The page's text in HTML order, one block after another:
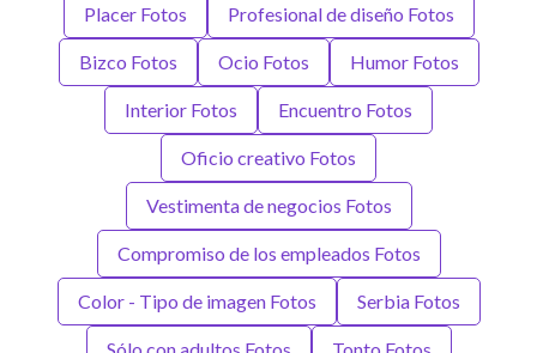
Placer Fotos Profesional de diseño Fotos
Bizco Fotos Ocio Fotos Humor Fotos
Interior Fotos Encuentro Fotos
Oficio creativo Fotos
Vestimenta de negocios Fotos
Compromiso de los empleados Fotos
Color - Tipo de imagen Fotos Serbia Fotos